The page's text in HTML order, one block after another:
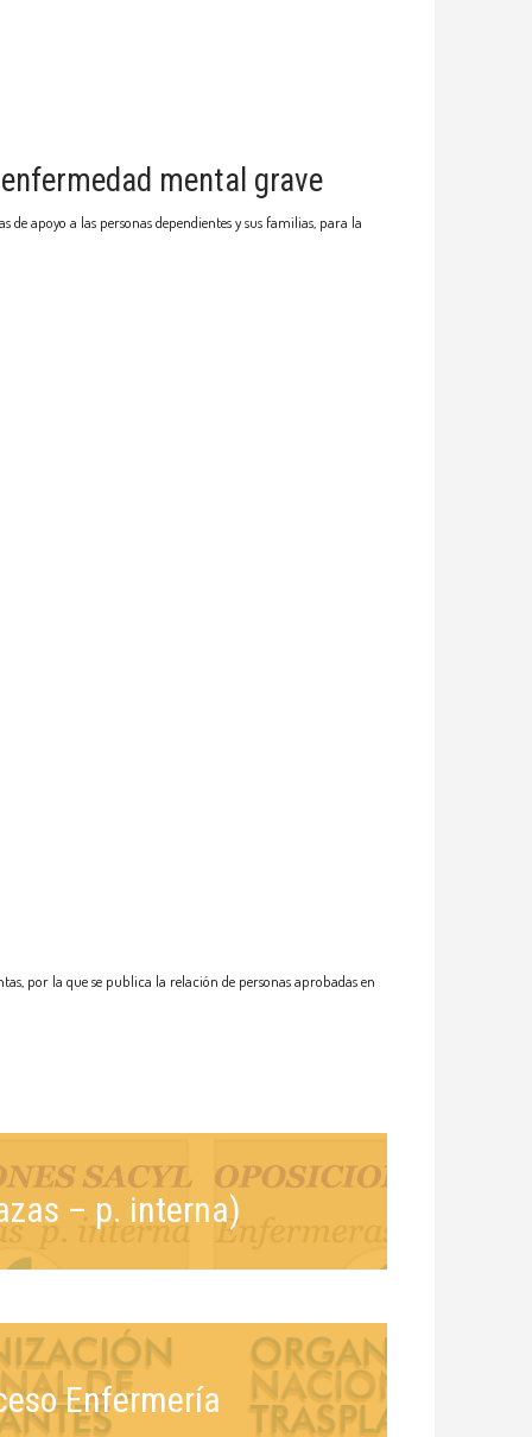
mental grave
apoyo a las personas dependientes y sus familias, para la
por la que se publica la relación de personas aprobadas en
– p. interna)
Enfermería